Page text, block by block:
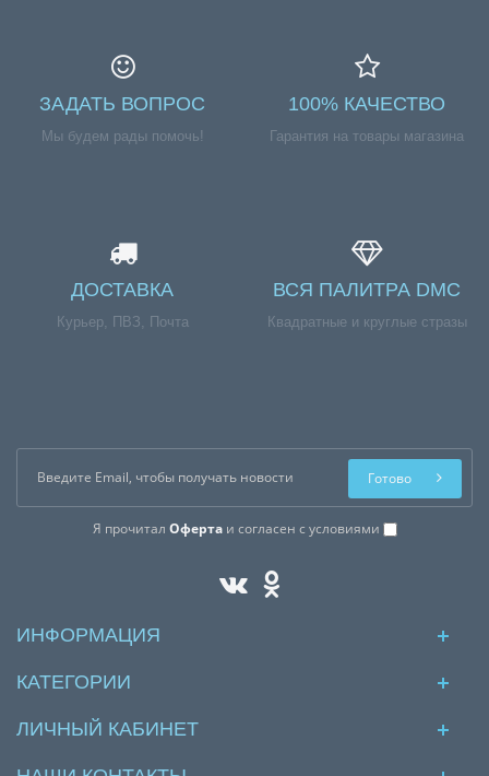
ЗАДАТЬ ВОПРОС
Мы будем рады помочь!
100% КАЧЕСТВО
Гарантия на товары магазина
ДОСТАВКА
Курьер, ПВЗ, Почта
ВСЯ ПАЛИТРА DMC
Квадратные и круглые стразы
Я прочитал Офертаи согласен с условиями
Готово
ИНФОРМАЦИЯ
КАТЕГОРИИ
ЛИЧНЫЙ КАБИНЕТ